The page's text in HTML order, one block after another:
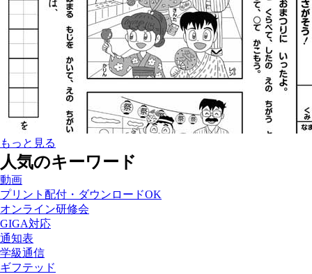
もっと見る
人気のキーワード
動画
プリント配付・ダウンロードOK
オンライン研修会
GIGA対応
通知表
学級通信
ギフテッド